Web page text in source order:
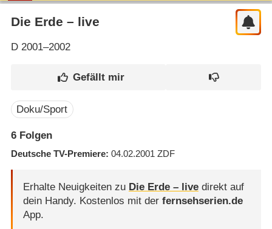
Die Erde – live
D2001–2002
Doku/Sport
6Folgen
Deutsche TV-Premiere 04.02.2001 ZDF
Erhalte Neuigkeiten zu Die Erde – livedirekt auf
dein Handy. Kostenlos mit der fernsehserien.de
App.